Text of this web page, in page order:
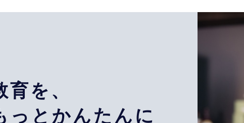
を、
っとかんたんに